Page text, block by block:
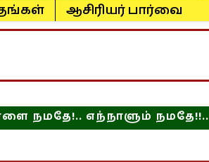
ஆசிரியர் பார்வை
நமதே!.. எந்நாளும் நமதே!!..